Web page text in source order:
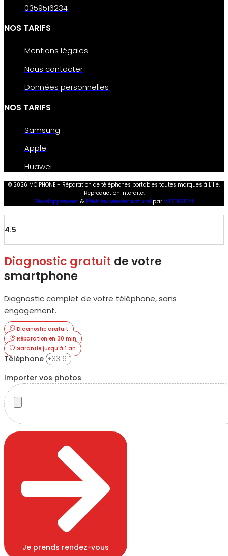
0359516234
NOS TARIFS
Mentions légales
Nous contacter
Données personnelles
NOS TARIFS
Samsung
Apple
Huawei
© 2026 MC PHONE – Réparation de téléphones portables toutes marques à Lille.
Reproduction interdite.
Développement& Référencement naturel parVIIXDIGITAL
4.5
Diagnostic gratuit de votre
smartphone
Diagnostic complet de votre téléphone, sans
engagement.
Diagnostic gratuit
Réparation en 30 min
Garantie jusqu'à 1 an
Téléphone
Importer vos photos
Je prends rendez-vous